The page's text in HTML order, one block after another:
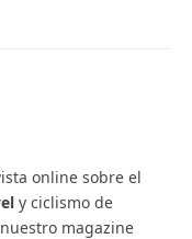
online sobre el
y ciclismo de
magazine